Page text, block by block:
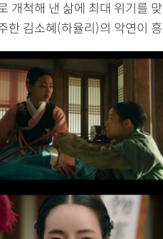
개척해 낸 삶에 최대 위기를
한 김소혜(하율리)의 악연이